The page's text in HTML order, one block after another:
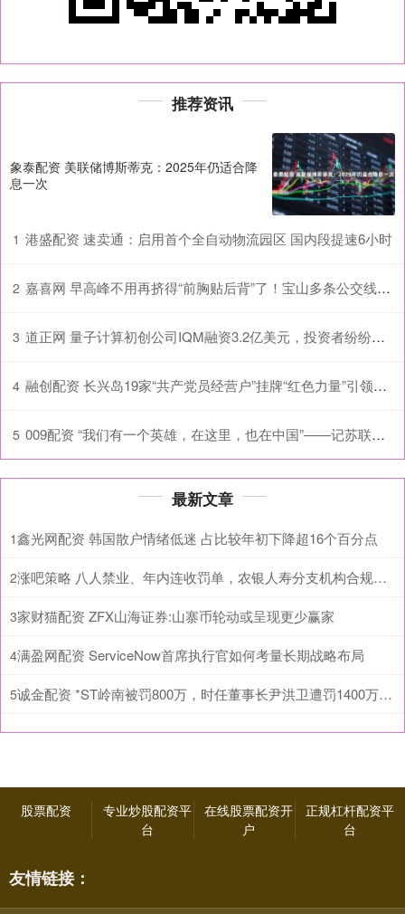
推荐资讯
象泰配资 美联储博斯蒂克：2025年仍适合降
息一次
1 港盛配资 速卖通：启用首个全自动物流园区 国内段提速6小时
2 嘉喜网 早高峰不用再挤得“前胸贴后背”了！宝山多条公交线路增加运能配置
3 道正网 量子计算初创公司IQM融资3.2亿美元，投资者纷纷涌入该领域
4 融创配资 长兴岛19家“共产党员经营户”挂牌“红色力量”引领餐饮诚信新风
5 009配资 “我们有一个英雄，在这里，也在中国”——记苏联飞行大队长库里申科纪念雕像故乡落成
最新文章
1鑫光网配资 韩国散户情绪低迷 占比较年初下降超16个百分点
2 涨吧策略 八人禁业、年内连收罚单，农银人寿分支机构合规问题频现
3家财猫配资 ZFX山海证券:山寨币轮动或呈现更少赢家
4满盈网配资 ServiceNow首席执行官如何考量长期战略布局
5 诚金配资 *ST岭南被罚800万，时任董事长尹洪卫遭罚1400万、10年市场禁入
股票配资
专业炒股配资平
台
在线股票配资开
户
正规杠杆配资平
台
友情链接：